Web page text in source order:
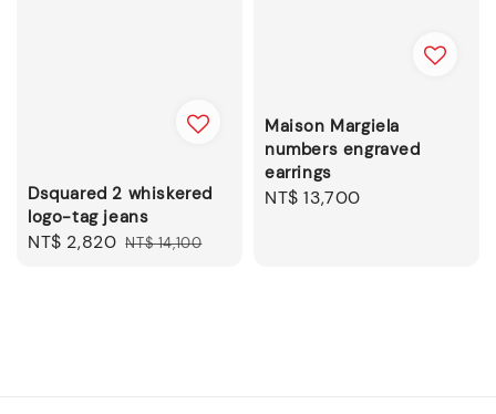
Dsquared 2 whiskered
logo-tag jeans
Sale
NT$ 2,820 Regular
NT$ 14,100
Maison Margiela
numbers engraved
earrings
Regular
NT$ 13,700